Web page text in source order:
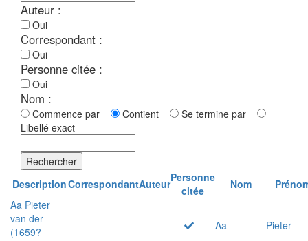
Auteur :
Oui
Correspondant :
Oui
Personne citée :
Oui
Nom :
Commence par Contient
Se termine par
Libellé exact
Rechercher
DescriptionCorrespondantAuteurPersonne
citée
Nom
Aa Pieter
van der
(1659?
Aa Pieter